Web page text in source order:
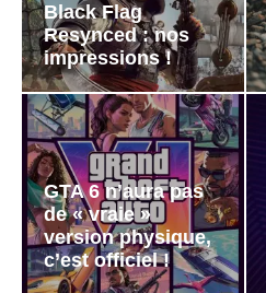
Black Flag
Resynced : nos
impressions !
GTA 6 n’aura pas
de « vraie »
version physique,
c’est officiel !